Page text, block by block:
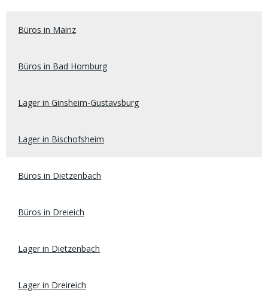
Büros in Mainz
Büros in Bad Homburg
Lager in Ginsheim-Gustavsburg
Lager in Bischofsheim
Büros in Dietzenbach
Büros in Dreieich
Lager in Dietzenbach
Lager in Dreireich